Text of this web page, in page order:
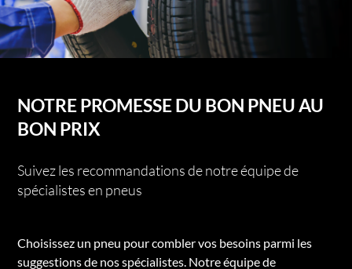
NOTRE PROMESSE DU BON PNEU AU
BON PRIX
Suivez les recommandations de notre équipe de
spécialistes en pneus
Choisissez un pneu pour combler vos besoins parmi les
suggestions de nos spécialistes. Notre équipe de